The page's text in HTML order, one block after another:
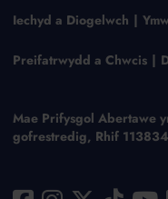
Iechyd a Diogelwch
Preifatrwydd a Chwcis
Mae Prifysgol Abertawe
gofrestredig, Rhif